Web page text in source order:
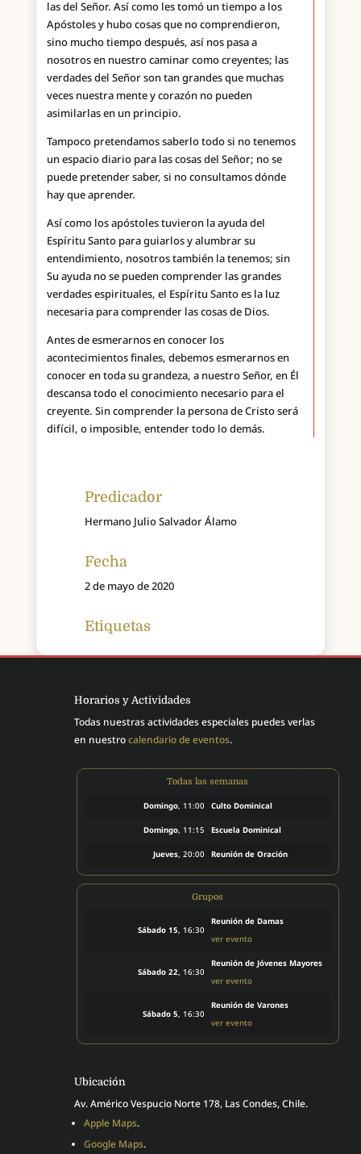
las del Señor. Así como les tomó un tiempo a los
Apóstoles y hubo cosas que no comprendieron,
sino mucho tiempo después, así nos pasa a
nosotros en nuestro caminar como creyentes; las
verdades del Señor son tan grandes que muchas
veces nuestra mente y corazón no pueden
asimilarlas en un principio.
Tampoco pretendamos saberlo todo si no tenemos
un espacio diario para las cosas del Señor; no se
puede pretender saber, si no consultamos dónde
hay que aprender.
Así como los apóstoles tuvieron la ayuda del
Espíritu Santo para guiarlos y alumbrar su
entendimiento, nosotros también la tenemos; sin
Su ayuda no se pueden comprender las grandes
verdades espirituales, el Espíritu Santo es la luz
necesaria para comprender las cosas de Dios.
Antes de esmerarnos en conocer los
acontecimientos finales, debemos esmerarnos en
conocer en toda su grandeza, a nuestro Señor, en Él
descansa todo el conocimiento necesario para el
creyente. Sin comprender la persona de Cristo será
difícil, o imposible, entender todo lo demás.
Predicador
Hermano Julio Salvador Álamo
Fecha
2 de mayo de 2020
Etiquetas
Horarios y Actividades
Todas nuestras actividades especiales puedes verlas
en nuestrocalendario de eventos.
Todas las semanas
Domingo, 11:00 Culto Dominical
Domingo, 11:15 Escuela Dominical
Jueves, 20:00 Reunión de Oración
Grupos
Sábado 15, 16:30
Reunión de Damas
ver evento
Sábado 22, 16:30
Reunión de Jóvenes Mayores
ver evento
Sábado 5, 16:30
Reunión de Varones
ver evento
Ubicación
Av. Américo Vespucio Norte 178, Las Condes, Chile.
Apple Maps.
Google Maps.